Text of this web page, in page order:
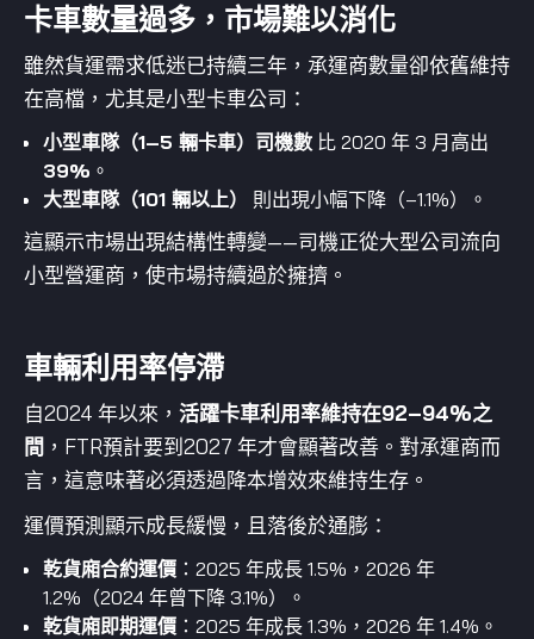
卡車數量過多，市場難以消化
雖然貨運需求低迷已持續三年，承運商數量卻依舊維持
在高檔，尤其是小型卡車公司：
小型車隊（1–5 輛卡車）司機數 比 2020 年 3 月高出
39% 。
大型車隊（101 輛以上）
則出現小幅下降（–1.1%）。
這顯示市場出現結構性轉變——司機正從大型公司流向
小型營運商，使市場持續過於擁擠。
車輛利用率停滯
自2024 年以來， 活躍卡車利用率維持在92–94%之
間 ，FTR預計要到2027 年才會顯著改善。對承運商而
言，這意味著必須透過降本增效來維持生存。
運價預測顯示成長緩慢，且落後於通膨：
乾貨廂合約運價 ：2025 年成長 1.5%，2026 年
1.2%（2024 年曾下降 3.1%）。
乾貨廂即期運價 ：2025 年成長 1.3%，2026 年 1.4%。